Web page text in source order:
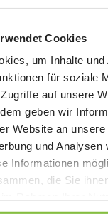
Cookies
um Inhalte und
für soziale
auf unsere
geben wir
Website an
und Analysen
Informationen
die Sie
Produkte. Wir
der Schule an.
gezeigten
für Lehrer und
TeacherStore.de
über Ihre